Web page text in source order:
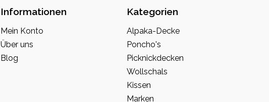
Informationen
Mein Konto
Über uns
Blog
Kategorien
Alpaka-Decke
Poncho's
Picknickdecken
Wollschals
Kissen
Marken